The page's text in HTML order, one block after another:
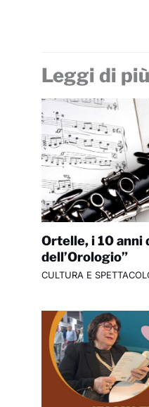
Leggi di
Ortelle, i 10 anni
dell’Orologio”
CULTURA E